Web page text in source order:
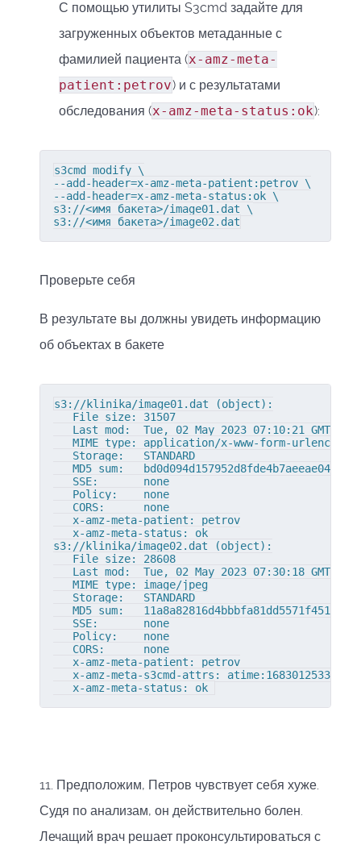
С помощью утилиты S3cmd задайте для
загруженных объектов метаданные с
фамилией пациента (x-amz-meta-
patient:petrov) и с результатами
обследования (x-amz-meta-status:ok):
s3cmd modify \
--add-header=x-amz-meta-patient:petrov \
--add-header=x-amz-meta-status:ok \
s3://<имя бакета>/image01.dat \
s3://<имя бакета>/image02.dat
Проверьте себя
В результате вы должны увидеть информацию
об объектах в бакете
s3://klinika/image01.dat (object):
   File size: 31507
   Last mod:  Tue, 02 May 2023 07:10:21 GMT
   MIME type: application/x-www-form-urlencoded
   Storage:   STANDARD
   MD5 sum:   bd0d094d157952d8fde4b7aeeae04b5f
   SSE:       none
   Policy:    none
   CORS:      none
   x-amz-meta-patient: petrov
   x-amz-meta-status: ok
s3://klinika/image02.dat (object):
   File size: 28608
   Last mod:  Tue, 02 May 2023 07:30:18 GMT
   MIME type: image/jpeg
   Storage:   STANDARD
   MD5 sum:   11a8a82816d4bbbfa81dd5571f451d8b
   SSE:       none
   Policy:    none
   CORS:      none
   x-amz-meta-patient: petrov
x-amz-meta-s3cmd-attrs: atime:1683012533/
   x-amz-meta-status: ok
11. Предположим, Петров чувствует себя хуже.
Судя по анализам, он действительно болен.
Лечащий врач решает проконсультироваться с